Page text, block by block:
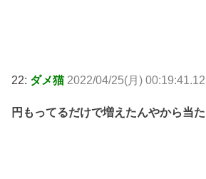
22: ダメ猫 2022/04/25(月) 00:19:41.12
円もってるだけで増えたんやから当